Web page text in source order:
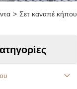
> Σετ καναπέ κήπου